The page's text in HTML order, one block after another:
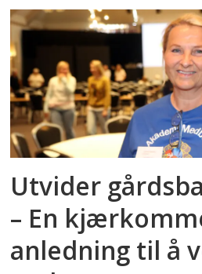
Utvider
– En
anledning til å